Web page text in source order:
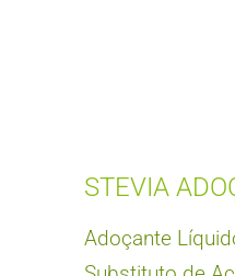
STEVIA
Adoçante